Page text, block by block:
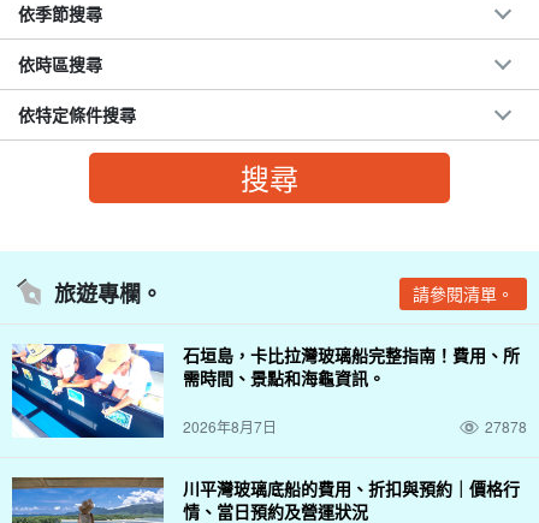
依季節搜尋
依時區搜尋
依特定條件搜尋
旅遊專欄。 請參閱清單。
石垣島，卡比拉灣玻璃船完整指南！費用、所
需時間、景點和海龜資訊。
2026年8月7日 27878
川平灣玻璃底船的費用、折扣與預約｜價格行
情、當日預約及營運狀況